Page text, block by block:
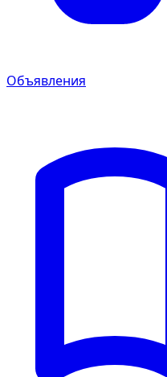
Объявления